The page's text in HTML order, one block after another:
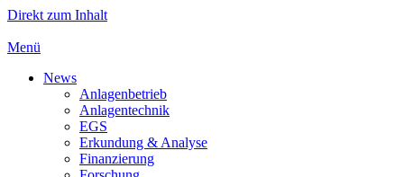
Direkt zum Inhalt
Menü
News
Anlagenbetrieb
Anlagentechnik
EGS
Erkundung & Analyse
Finanzierung